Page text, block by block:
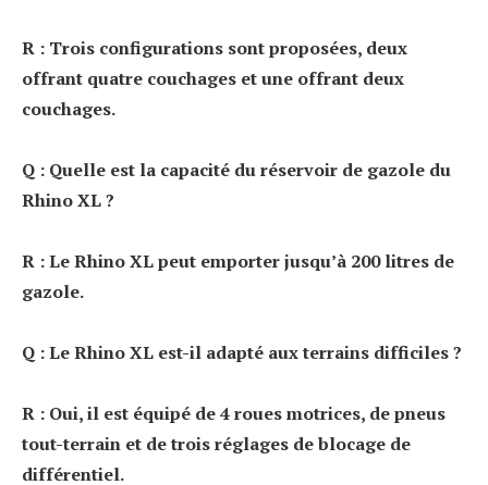
R : Trois configurations sont proposées, deux
offrant quatre couchages et une offrant deux
couchages.
Q : Quelle est la capacité du réservoir de gazole du
Rhino XL ?
R : Le Rhino XL peut emporter jusqu’à 200 litres de
gazole.
Q : Le Rhino XL est-il adapté aux terrains difficiles ?
R : Oui, il est équipé de 4 roues motrices, de pneus
tout-terrain et de trois réglages de blocage de
différentiel.